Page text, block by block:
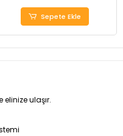
Sepete Ekle
elinize ulaşır.